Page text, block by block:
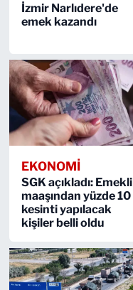
İzmir Narlıdere'de
emek kazandı
EKONOMİ
SGK açıkladı: Emekli
maaşından yüzde 10
kesinti yapılacak
kişiler belli oldu